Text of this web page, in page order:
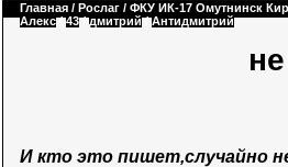
Главная / Рослаг / ФКУ ИК-17 Омутнинск
Алекс/43/дмитрий/Антидмитрий
И кто это пишет,случайно